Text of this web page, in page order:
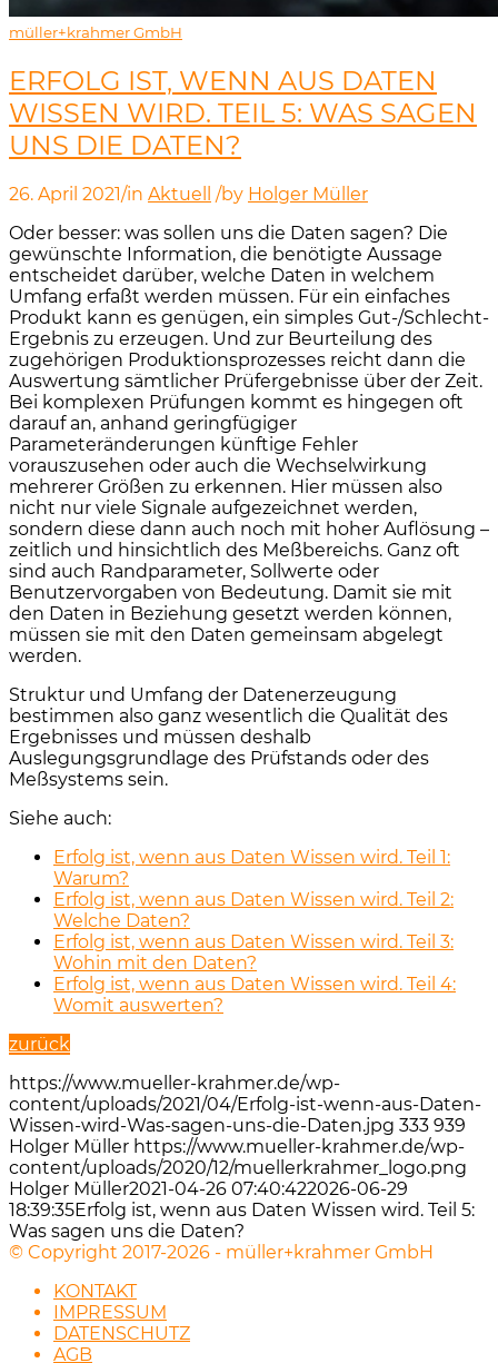
müller+krahmer GmbH
ERFOLG IST, WENN AUS DATEN
WISSEN WIRD. TEIL 5: WAS SAGEN
UNS DIE DATEN?
26. April 2021/in Aktuell /by Holger Müller
Oder besser: was sollen uns die Daten sagen? Die
gewünschte Information, die benötigte Aussage
entscheidet darüber, welche Daten in welchem
Umfang erfaßt werden müssen. Für ein einfaches
Produkt kann es genügen, ein simples Gut-/Schlecht-
Ergebnis zu erzeugen. Und zur Beurteilung des
zugehörigen Produktionsprozesses reicht dann die
Auswertung sämtlicher Prüfergebnisse über der Zeit.
Bei komplexen Prüfungen kommt es hingegen oft
darauf an, anhand geringfügiger
Parameteränderungen künftige Fehler
vorauszusehen oder auch die Wechselwirkung
mehrerer Größen zu erkennen. Hier müssen also
nicht nur viele Signale aufgezeichnet werden,
sondern diese dann auch noch mit hoher Auflösung –
zeitlich und hinsichtlich des Meßbereichs. Ganz oft
sind auch Randparameter, Sollwerte oder
Benutzervorgaben von Bedeutung. Damit sie mit
den Daten in Beziehung gesetzt werden können,
müssen sie mit den Daten gemeinsam abgelegt
werden.
Struktur und Umfang der Datenerzeugung
bestimmen also ganz wesentlich die Qualität des
Ergebnisses und müssen deshalb
Auslegungsgrundlage des Prüfstands oder des
Meßsystems sein.
Siehe auch:
Erfolg ist, wenn aus Daten Wissen wird. Teil 1:
Warum?
Erfolg ist, wenn aus Daten Wissen wird. Teil 2:
Welche Daten?
Erfolg ist, wenn aus Daten Wissen wird. Teil 3:
Wohin mit den Daten?
Erfolg ist, wenn aus Daten Wissen wird. Teil 4:
Womit auswerten?
zurück
https://www.mueller-krahmer.de/wp-
content/uploads/2021/04/Erfolg-ist-wenn-aus-Daten-
Wissen-wird-Was-sagen-uns-die-Daten.jpg 333 939
Holger Müller https://www.mueller-krahmer.de/wp-
content/uploads/2020/12/muellerkrahmer_logo.png
Holger Müller2021-04-26 07:40:422026-06-29
18:39:35Erfolg ist, wenn aus Daten Wissen wird. Teil 5:
Was sagen uns die Daten?
© Copyright 2017-2026 - müller+krahmer GmbH
KONTAKT
IMPRESSUM
DATENSCHUTZ
AGB